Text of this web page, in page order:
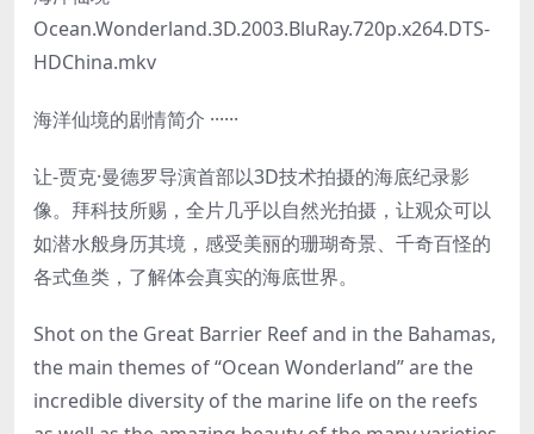
Ocean.Wonderland.3D.2003.BluRay.720p.x264.DTS-
HDChina.mkv
海洋仙境的剧情简介 ······
让-贾克·曼德罗导演首部以3D技术拍摄的海底纪录影
像。拜科技所赐，全片几乎以自然光拍摄，让观众可以
如潜水般身历其境，感受美丽的珊瑚奇景、千奇百怪的
各式鱼类，了解体会真实的海底世界。
Shot on the Great Barrier Reef and in the Bahamas,
the main themes of “Ocean Wonderland” are the
incredible diversity of the marine life on the reefs